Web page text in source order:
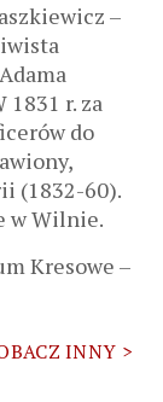
–
r. za
do
(1832-60).
w Wilnie.
Kresowe –
INNY >